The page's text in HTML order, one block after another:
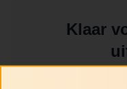
Klaar